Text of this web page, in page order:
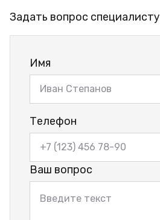
Задать вопрос специалисту
Имя
Телефон
Ваш вопрос